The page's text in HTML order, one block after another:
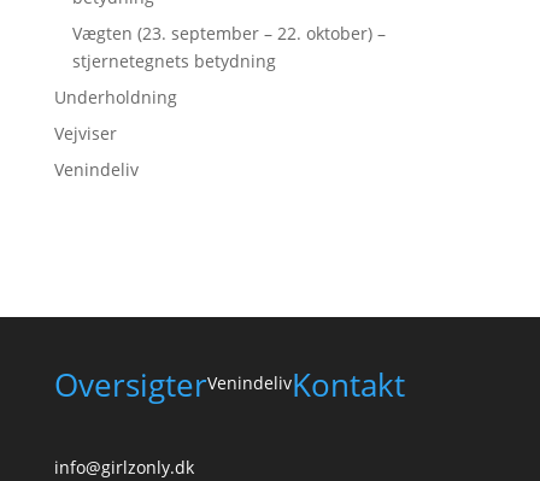
Vægten (23. september – 22. oktober) –
stjernetegnets betydning
Underholdning
Vejviser
Venindeliv
OversigterVenindelivKontakt
info@girlzonly.dk